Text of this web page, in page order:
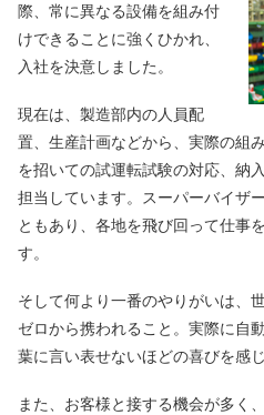
際、常に異なる設備を組み付
けできることに強くひかれ、
入社を決意しました。
現在は、製造部内の人員配
置、生産計画などから、実際の組
を招いての試運転試験の対応、納
担当しています。スーパーバイザ
ともあり、各地を飛び回って仕事
す。
そして何より一番のやりがいは、
ゼロから携われること。実際に自
葉に言い表せないほどの喜びを感じ
また、お客様と接する機会が多く